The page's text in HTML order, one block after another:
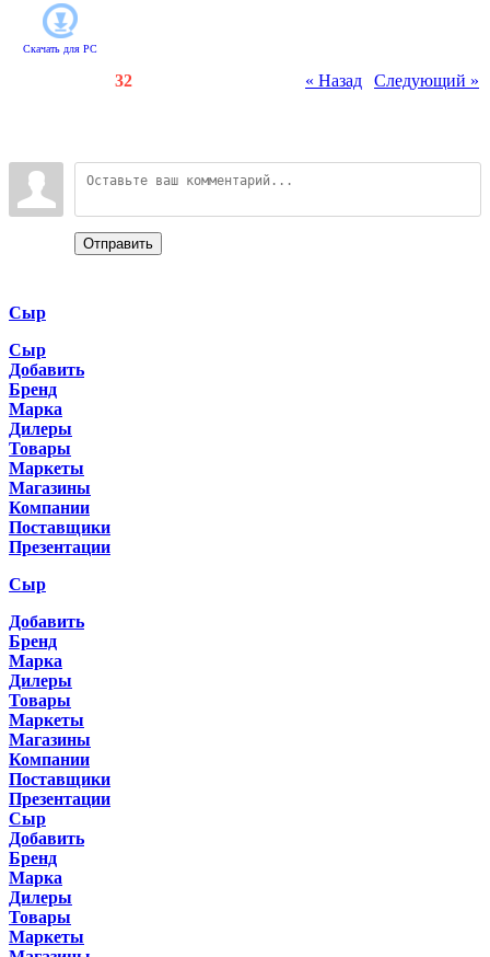
Скачать для PC
« Назад Следующий »
32
Отправить
Сыр
Сыр
Добавить
Бренд
Марка
Дилеры
Товары
Маркеты
Магазины
Компании
Поставщики
Презентации
Сыр
Добавить
Бренд
Марка
Дилеры
Товары
Маркеты
Магазины
Компании
Поставщики
Презентации
Сыр
Добавить
Бренд
Марка
Дилеры
Товары
Маркеты